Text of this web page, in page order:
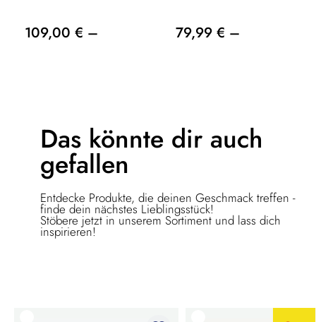
109,00 € – 79,99 € –
Das könnte dir auch
gefallen
Entdecke Produkte, die deinen Geschmack treffen -
finde dein nächstes Lieblingsstück!
Stöbere jetzt in unserem Sortiment und lass dich
inspirieren!